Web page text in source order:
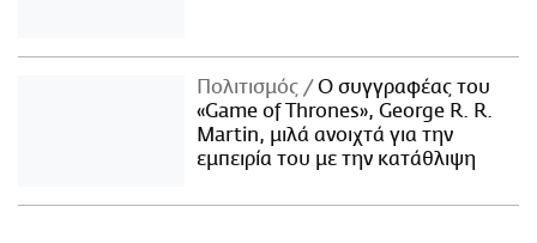
Πολιτισμός
Ο συγγραφέας του
«Game of Thrones», George R. R.
Martin, μιλά ανοιχτά για την
εμπειρία του με την κατάθλιψη